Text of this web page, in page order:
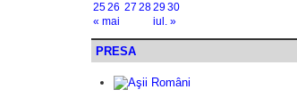
« mai iul. »
2526 27 282930
PRESA